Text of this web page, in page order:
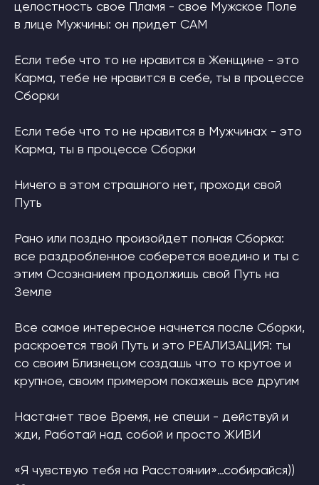
целостность свое Пламя - свое Мужское Поле
в лице Мужчины: он придет САМ
Если тебе что то не нравится в Женщине - это
Карма, тебе не нравится в себе, ты в процессе
Сборки
Если тебе что то не нравится в Мужчинах - это
Карма, ты в процессе Сборки
Ничего в этом страшного нет, проходи свой
Путь
Рано или поздно произойдет полная Сборка:
все раздробленное соберется воедино и ты с
этим Осознанием продолжишь свой Путь на
Земле
Все самое интересное начнется после Сборки,
раскроется твой Путь и это РЕАЛИЗАЦИЯ: ты
со своим Близнецом создашь что то крутое и
крупное, своим примером покажешь все другим
Настанет твое Время, не спеши - действуй и
жди, Работай над собой и просто ЖИВИ
«Я чувствую тебя на Расстоянии»…собирайся))